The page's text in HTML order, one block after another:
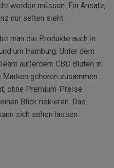
werden müssen. Ein Ansatz,
nur selten sieht.
man die Produkte auch in
um Hamburg. Unter dem
außerdem CBD Blüten in
gehören zusammen.
ohne Premium-Preise
Blick riskieren. Das
sich sehen lassen.